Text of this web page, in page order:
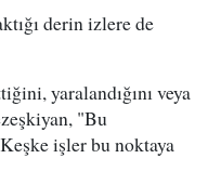
derin izlere de
yaralandığını veya
"Bu
işler bu noktaya